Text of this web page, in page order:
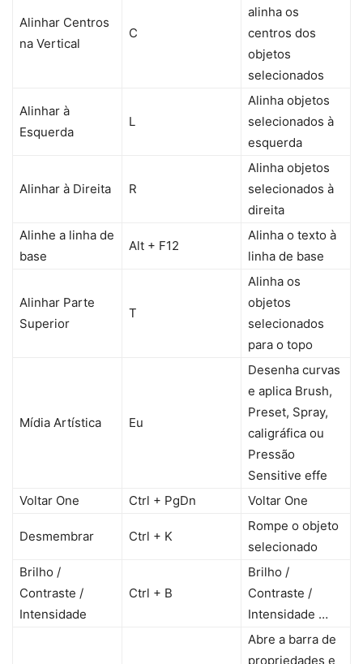
Alinhar Centros
na Vertical
C
alinha os
centros dos
objetos
selecionados
Alinhar à
Esquerda
L
Alinha objetos
selecionados à
esquerda
Alinhar à Direita R
Alinha objetos
selecionados à
direita
Alinhe a linha de
base
Alt + F12
Alinha o texto à
linha de base
Alinhar Parte
Superior
T
Alinha os
objetos
selecionados
para o topo
Mídia Artística Eu
Desenha curvas
e aplica Brush,
Preset, Spray,
caligráfica ou
Pressão
Sensitive effe
Voltar One
Ctrl + PgDn Voltar One
Desmembrar Ctrl + K
Rompe o objeto
selecionado
Brilho /
Contraste /
Intensidade
Ctrl + B
Brilho /
Contraste /
Intensidade …
Abre a barra de
propriedades e